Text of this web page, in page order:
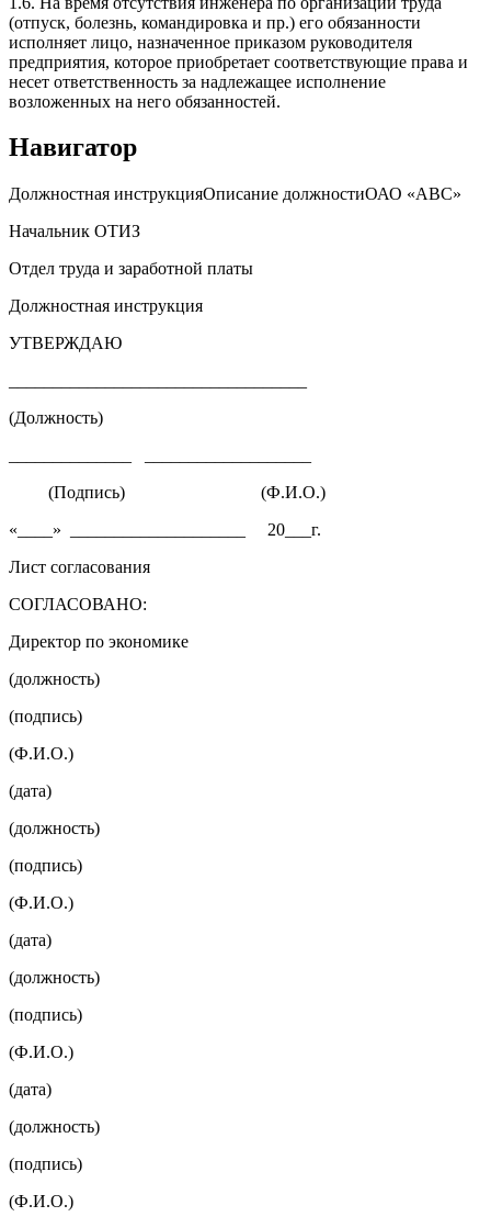
(отпуск, болезнь, командировка и пр.) его обязанности
исполняет лицо, назначенное приказом руководителя
предприятия, которое приобретает соответствующие права и
несет ответственность за надлежащее исполнение
возложенных на него обязанностей.
Навигатор
Должностная инструкцияОписание должностиОАО «АВС»
Начальник ОТИЗ
Отдел труда и заработной платы
Должностная инструкция
УТВЕРЖДАЮ
(Должность)
(Подпись) (Ф.И.О.)
«____» ____________________ 20___г.
Лист согласования
СОГЛАСОВАНО:
Директор по экономике
(должность)
(подпись)
(Ф.И.О.)
(дата)
(должность)
(подпись)
(Ф.И.О.)
(дата)
(должность)
(подпись)
(Ф.И.О.)
(дата)
(должность)
(подпись)
(Ф.И.О.)